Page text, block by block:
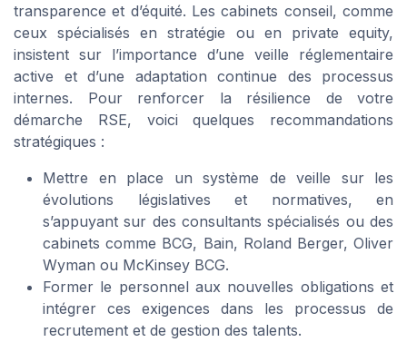
transparence et d’équité. Les cabinets conseil, comme
ceux spécialisés en stratégie ou en private equity,
insistent sur l’importance d’une veille réglementaire
active et d’une adaptation continue des processus
internes. Pour renforcer la résilience de votre
démarche RSE, voici quelques recommandations
stratégiques :
Mettre en place un système de veille sur les
évolutions législatives et normatives, en
s’appuyant sur des consultants spécialisés ou des
cabinets comme BCG, Bain, Roland Berger, Oliver
Wyman ou McKinsey BCG.
Former le personnel aux nouvelles obligations et
intégrer ces exigences dans les processus de
recrutement et de gestion des talents.